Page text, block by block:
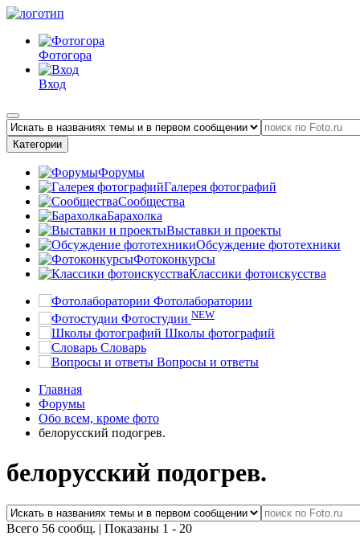
Фотогора
Вход
Категории
Форумы
Галерея фотографий
Сообщества
Барахолка
Выставки и проекты
Обсуждение фототехники
Фотоконкурсы
Классики фотоискусства
Фотолаборатории
Фотостудии NEW
Школы фотографий
Словарь
Вопросы и ответы
Главная
Форумы
Обо всем, кроме фото
белорусский подогрев.
белорусский подогрев.
Всего 56 сообщ. | Показаны 1 - 20